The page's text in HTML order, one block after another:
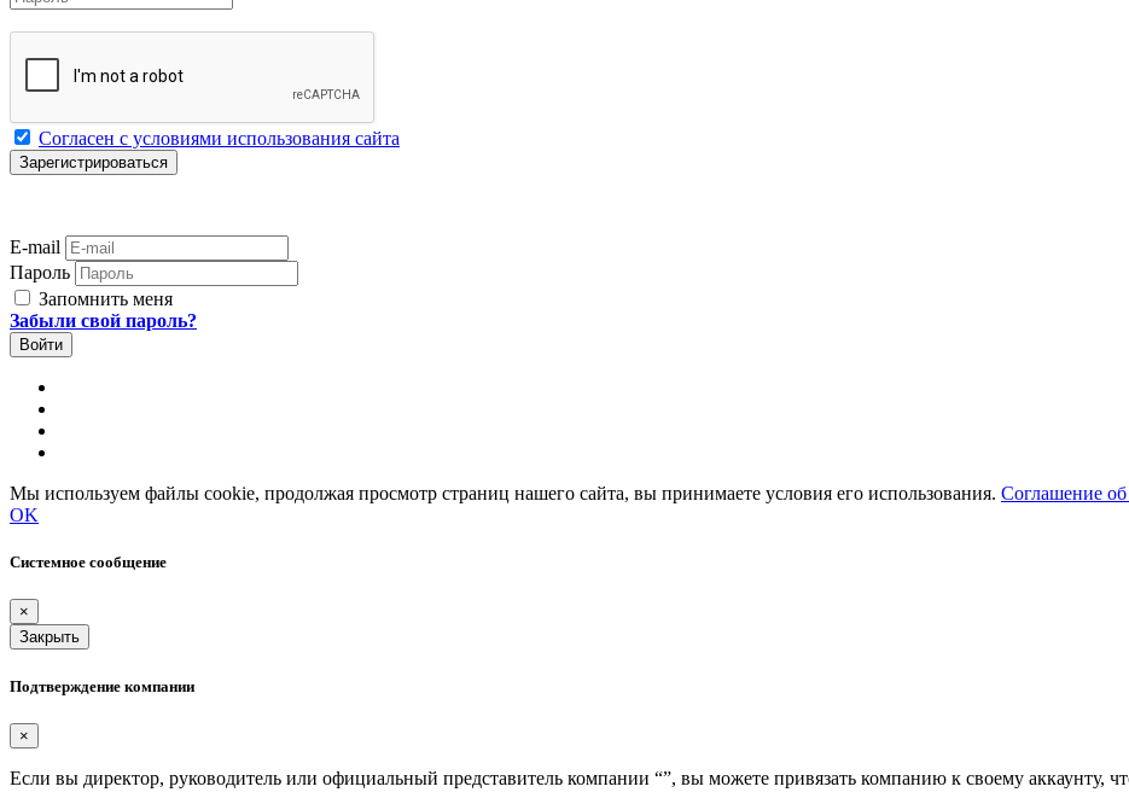
Согласен с условиями использования сайта
E-mail
Пароль
Запомнить меня
Забыли свой пароль?
Мы используем файлы cookie, продолжая просмотр страниц нашего сайта, вы принимаете условия его использования. Соглашение
OK
Системное сообщение
×
Закрыть
Подтверждение компании
×
Если вы директор, руководитель или официальный представитель компании “”, вы можете привязать компанию к своему аккаунту,